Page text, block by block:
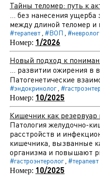
Тайны теломер: путь к
... без нанесения
между длиной теломер и
#терапевт, #ВОП , #невролог
Номер: 1/2026
Новый подход к
... развитии ожирения в
Патогенетические
#эндокринолог,
Номер: 10/2025
Кишечник как
Патология желудочно-
расстройств и
кишечника, вызванные
организма и повышают
#гастроэнтеролог, #терапевт
Номер: 10/2025